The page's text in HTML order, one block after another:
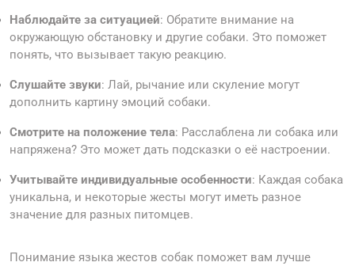
Наблюдайте за ситуацией: Обратите внимание на
окружающую обстановку и другие собаки. Это поможет
понять, что вызывает такую реакцию.
Слушайте звуки: Лай, рычание или скуление могут
дополнить картину эмоций собаки.
Смотрите на положение тела: Расслаблена ли собака или
напряжена? Это может дать подсказки о её настроении.
Учитывайте индивидуальные особенности: Каждая собака
уникальна, и некоторые жесты могут иметь разное
значение для разных питомцев.
Понимание языка жестов собак поможет вам лучше